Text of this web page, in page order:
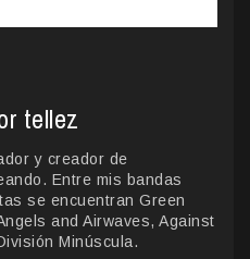
tellez
y creador de
Entre mis bandas
se encuentran Green
and Airwaves, Against
Minúscula.